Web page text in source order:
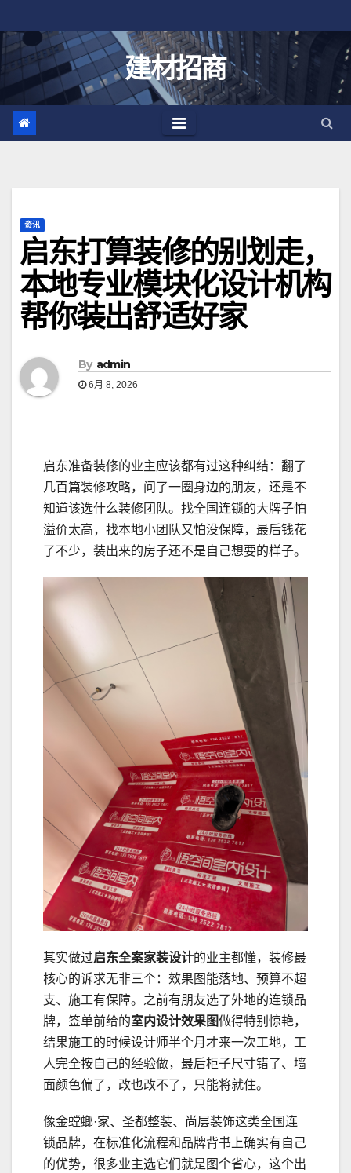
至
建材招商
资讯
启东打算装修的别划走，
本地专业模块化设计机构
帮你装出舒适好家
By admin
6月 8, 2026
启东准备装修的业主应该都有过这种纠结：翻了
几百篇装修攻略，问了一圈身边的朋友，还是不
知道该选什么装修团队。找全国连锁的大牌子怕
溢价太高，找本地小团队又怕没保障，最后钱花
了不少，装出来的房子还不是自己想要的样子。
其实做过启东全案家装设计的业主都懂，装修最
核心的诉求无非三个：效果图能落地、预算不超
支、施工有保障。之前有朋友选了外地的连锁品
牌，签单前给的室内设计效果图做得特别惊艳，
结果施工的时候设计师半个月才来一次工地，工
人完全按自己的经验做，最后柜子尺寸错了、墙
面颜色偏了，改也改不了，只能将就住。
像金螳螂·家、圣都整装、尚层装饰这类全国连
锁品牌，在标准化流程和品牌背书上确实有自己
的优势，很多业主选它们就是图个省心，这个出